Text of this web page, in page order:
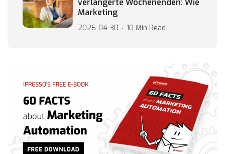
verlängerte Wochenenden: Wie
Marketing
2026-04-30 10 Min Read